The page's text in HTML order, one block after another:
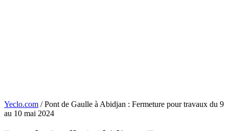
Yeclo.com / Pont de Gaulle à Abidjan : Fermeture pour travaux du 9
au 10 mai 2024